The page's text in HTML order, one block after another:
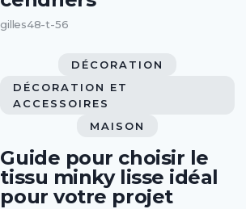
gilles48-t-56
DÉCORATION
DÉCORATION ET
ACCESSOIRES
MAISON
Guide pour choisir le
tissu minky lisse idéal
pour votre projet